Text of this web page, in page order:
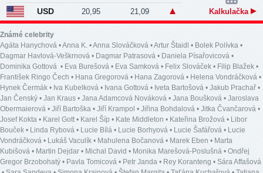
USD 20,95 21,09 Kalkulačka
Známé celebrity
Agáta Hanychová •Anna K. •Anna Slováčková •Artur Štaidl • Bolek Polívka •
Dagmar Havlová-Veškrnová • Dagmar Patrasová • Daniela Písařovicová •
Dominika Gottová • Eva Burešová • Eva Samková • Felix Slováček • Filip Blažek •
František Ringo Čech • Hana Gregorová • Hana Zagorová • Helena Vondráčková •
Hynek Čermák • Iva Kubelková • Ivana Gottová • Iveta Bartošová • Jakub Prachař •
Jan Čenský • Jan Kraus • Jana Adamcová Nováková • Jana Boušková • Jaroslava
Obermaierová • Jiří Bartoška • Jiří Krampol • Jiřina Bohdalová • Jitka Čvančarová •
Josef Kokta • Karel Gott• Karel Šíp • Kate Middleton • Kateřina Brožová • Libor
Bouček • Linda Rybová • Lucie Bílá • Lucie Borhyová • Lucie Šafářová • Lucie
Vondráčková • Lukáš Vaculík • Mahulena Bočanová • Marek Eben • Marta
Kubišová • Martin Dejdar • Michal David • Monika Marešová-Poslušná • Ondřej
Gregor Brzobohatý • Pavla Tomicová • Petr Janda • Rey Koranteng • Sára Affašová